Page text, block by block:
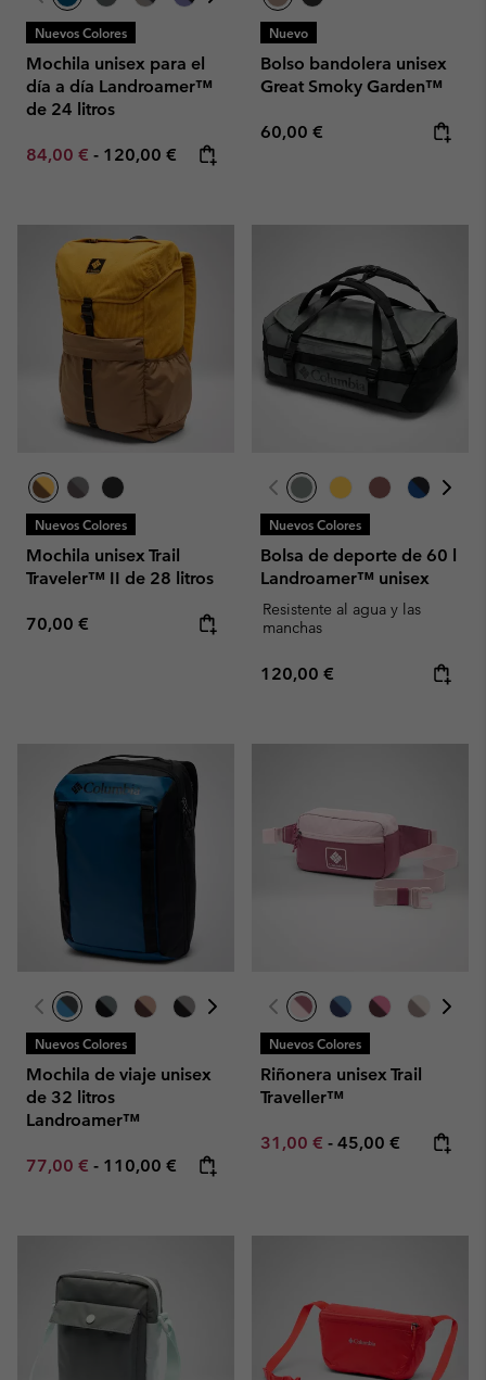
Nuevos Colores
Mochila unisex para el
día a día Landroamer™
de 24 litros
Minimum sale price:
84,00 € - Maximum price:
120,00 €
Nuevo
Bolso bandolera unisex
Great Smoky Garden™
Regular price:
60,00 €
Nuevos Colores
Mochila unisex Trail
Traveler™ II de 28 litros
Regular price:
70,00 €
Nuevos Colores
Bolsa de deporte de 60 l
Landroamer™ unisex
Resistente al agua y las
manchas
Regular price:
120,00 €
Nuevos Colores
Mochila de viaje unisex
de 32 litros
Landroamer™
Minimum sale price:
77,00 € - Maximum price:
110,00 €
Nuevos Colores
Riñonera unisex Trail
Traveller™
Minimum sale price:
31,00 € - Maximum price:
45,00 €